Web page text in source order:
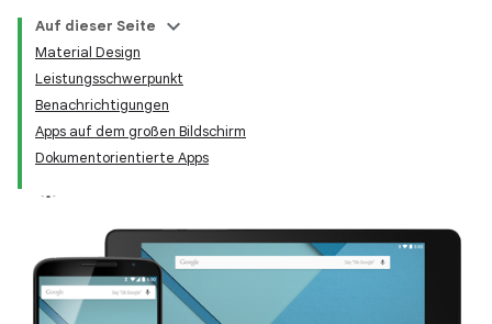
Auf dieser Seite
Material Design
Leistungsschwerpunkt
Benachrichtigungen
Apps auf dem großen Bildschirm
Dokumentorientierte Apps